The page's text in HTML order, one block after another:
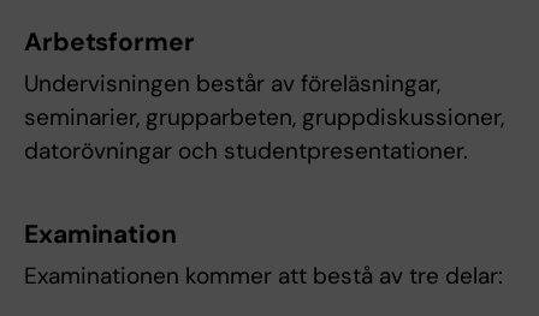
Arbetsformer
Undervisningen består av föreläsningar,
seminarier, grupparbeten, gruppdiskussioner,
datorövningar och studentpresentationer.
Examination
Examinationen kommer att bestå av tre delar: